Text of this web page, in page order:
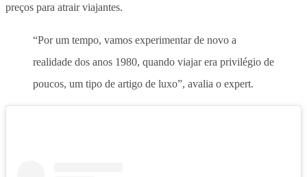
preços para atrair viajantes.
“Por um tempo, vamos experimentar de novo a
realidade dos anos 1980, quando viajar era privilégio de
poucos, um tipo de artigo de luxo”, avalia o expert.